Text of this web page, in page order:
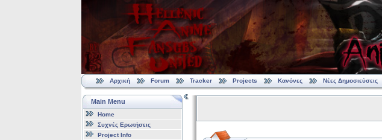
Αρχική Forum Tracker Projects Κανόνες Νέες Δημοσιεύσεις
Main Menu
Home
Συχνές Ερωτήσεις
Project Info